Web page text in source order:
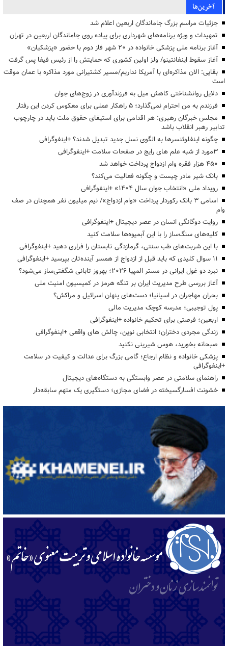
آخرین‌ها
جزئیات مراسم بزرگ جاماندگان اربعین اعلام شد
تمهیدات و ویژه برنامه‌های شهرداری برای پیاده روی جاماندگان اربعین در تهران
آغاز برنامه ملی پزشکی خانواده در ۲۰ شهر فاز دوم با حضور «پزشکیان»
آغاز سقوط اینفانتینو/ ولز اولین کشوری که حمایتش را از رئیس فیفا پس گرفت
بقایی: الان مذاکره‌ای با آمریکا نداریم/مسیر کشتیرانی مورد مذاکره با عمان موقت
است
دلایل روانشناختی کاهش میل به فرزندآوری در زوج‌های جوان
فرزندم به من احترام نمی‌گذارد؛ ۵ راهکار عملی برای معکوس کردن این رفتار
مجلس خبرگان رهبری: هر اقدامی برای استیفای حقوق ملت باید در چارچوب
تدابیر رهبر انقلاب باشد
چگونه اینفلوئنسرها به الگوی نسل جدید تبدیل شدند؟ +اینفوگرافی
3مورد از شبه علم های رایج در صفحات سلامت +اینفوگرافی
۴۵۰ هزار فقره وام ازدواج پرداخت خواهد شد
بانک شیر مادر چیست و چگونه فعالیت می‌کند؟
رویداد ملی «انتخاب جوان سال ۱۴۰۴» +اینفوگرافی
اسامی ۳ بانک رکوردار پرداخت «وام ازدواج»/ نیم میلیون نفر همچنان در صف
وام
روایت دوگانگی انسان در عصر دیجیتال +اینفوگرافی
کلیه‌های سنگ‌ساز را با این آبمیوه‌ها سلامت کنید
با این شربت‌های طب سنتی، گرمازدگی تابستان را فراری دهید +اینفوگرافی
۱۱ سوال کلیدی که باید قبل از ازدواج از همسر آینده‌تان بپرسید +اینفوگرافی
نبرد دو غول ایرانی در مستر المپیا ۲۰۲۶؛ بهروز تابانی شگفتی‌ساز می‌شود؟
آغاز بررسی طرح مدیریت ایران بر تنگه هرمز در کمیسیون امنیت ملی
بحران مهاجران در اسپانیا؛ دست‌های پنهان اسرائیل و مراکش؟
پول توجیبی؛ مدرسه کوچک مدیریت مالی
اربعین؛ فرصتی برای تحکیم خانواده +اینفوگرافی
زندگی مجردی دختران؛ انتخابی نوین، چالش های واقعی +اینفوگرافی
صبحانه بخورید، هوس شیرینی نکنید
پزشکی خانواده و نظام ارجاع؛ گامی بزرگ برای عدالت و کیفیت در سلامت
+اینفوگرافی
راهنمای سلامتی در عصر وابستگی به دستگاه‌های دیجیتال
خشونت افسارگسیخته در فضای مجازی؛ دستگیری یک متهم سابقه‌دار